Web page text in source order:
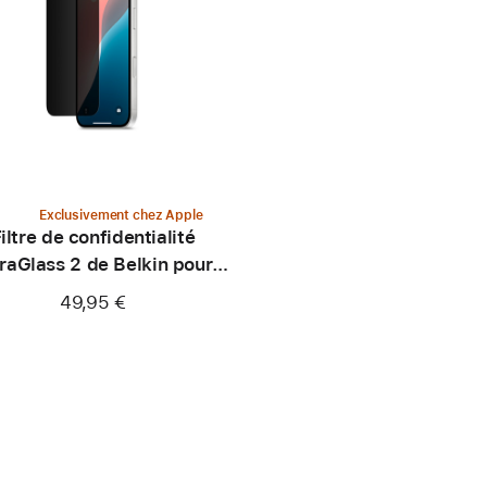
Exclusivement chez Apple
de confidentialité
2 de Belkin pour
iPhone 16
49,95 €